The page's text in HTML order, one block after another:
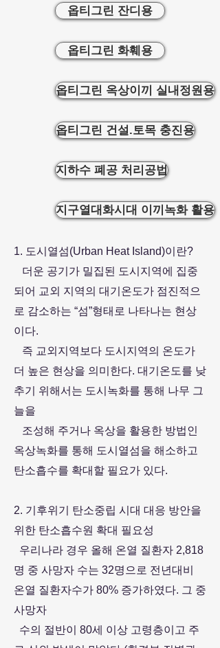
옵티그린 잔디용
옵티그린 화훼용
옵티그린 옥상이끼 실내정원용
옵티그린 건설.토목 충진용
지하수 폐공 처리공법
지구열대화시대 이끼녹화 활용
1. 도시열섬(Urban Heat Island)이란?
더운 공기가 밀집된 도시지역에 집중
되어 교외 지역의 대기온도가 점진적으
로 감소하는 “섬”형태로 나타나는 현상
이다.
즉 교외지역보다 도시지역의 온도가
더 높은 현상을 의미한다. 대기온도를 낮
추기 위해서는 도시녹화를 통해 나무 그
늘을
조성해 주거나 옥상을 활용한 방법인
옥상녹화를 통해 도시열섬을 해소하고
탄소흡수를 확대할 필요가 있다.
2. 기후위기 탄소중립 시대 대응 방안을
위한 탄소흡수원 확대 필요성
우리나라 경우 올해 온열 질환자 2,818
명 중 사망자 수는 32명으로 전년대비
온열 질환자수가 80% 증가하였다. 그 중
사망자
수의 절반이 80세 이상 고령층이고 주